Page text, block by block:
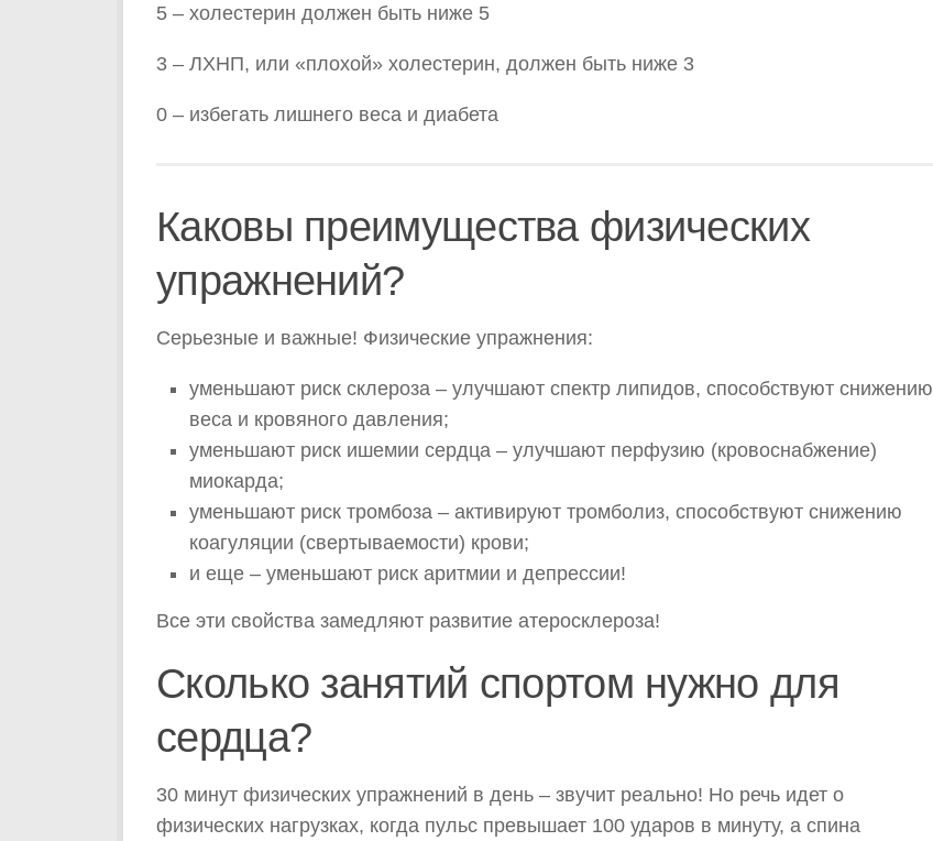
5 – холестерин должен быть ниже 5
3 – ЛХНП, или «плохой» холестерин, должен быть ниже 3
0 – избегать лишнего веса и диабета
Каковы преимущества физических
упражнений?
Серьезные и важные! Физические упражнения:
уменьшают риск склероза – улучшают спектр липидов, способствуют снижению
веса и кровяного давления;
уменьшают риск ишемии сердца – улучшают перфузию (кровоснабжение)
миокарда;
уменьшают риск тромбоза – активируют тромболиз, способствуют снижению
коагуляции (свертываемости) крови;
и еще – уменьшают риск аритмии и депрессии!
Все эти свойства замедляют развитие атеросклероза!
Сколько занятий спортом нужно для
сердца?
30 минут физических упражнений в день – звучит реально! Но речь идет о
физических нагрузках, когда пульс превышает 100 ударов в минуту, а спина